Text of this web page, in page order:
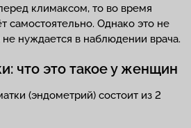
климаксом, то во время
самостоятельно. Однако это не
не нуждается в наблюдении врача.
что это такое у женщин
(эндометрий) состоит из 2